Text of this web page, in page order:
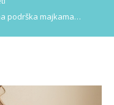
podrška majkama…